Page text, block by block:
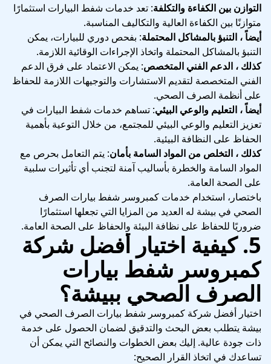
التوازن بين الكفاءة والتكلفة: تعد خدمات شفط البيارات استثمارًا
متوازنًا بين الكفاءة العالية والتكاليف المناسبة.
أيضاً ، التنبؤ بالمشاكل المحتملة: بفحص دوري للبيارات، يمكن
التنبؤ بالمشاكل المحتملة واتخاذ الإجراءات الوقائية اللازمة.
كذلك ، الدعم الفني المتخصص: يمكن الاعتماد على فرق الدعم
الفني المتخصصة لتقديم الاستشارات والتوجيهات اللازمة للحفاظ
على أنظمة الصرف الصحي.
أيضاً ، التعليم والوعي البيئي: تساهم خدمات شفط البيارات في
تعزيز التعليم والوعي البيئي للمجتمع، من خلال التوعية بأهمية
الحفاظ على النظافة البيئية.
كذلك ، التخلص من المواد السامة بأمان: يتم التعامل بحرص مع
المواد السامة والخطرة بأساليب آمنة لتجنب أي تأثيرات سلبية
على الصحة العامة.
باختصار، استخدام خدمات كمبروسر شفط بيارات الصرف
الصحي في بيشة له العديد من المزايا التي تجعلها استثمارًا
ضروريًا للحفاظ على نظافة البيئة والحفاظ على الصحة العامة.
5. كيفية اختيار أفضل شركة
كمبروسر شفط بيارات
الصرف الصحي ببيشة؟
اختيار أفضل شركة كمبروسر شفط بيارات الصرف الصحي في
بيشة يتطلب بعض البحث والتدقيق لضمان الحصول على خدمة
ذات جودة عالية. إليك بعض الخطوات والنصائح التي يمكن أن
تساعدك في اتخاذ القرار الصحيح: